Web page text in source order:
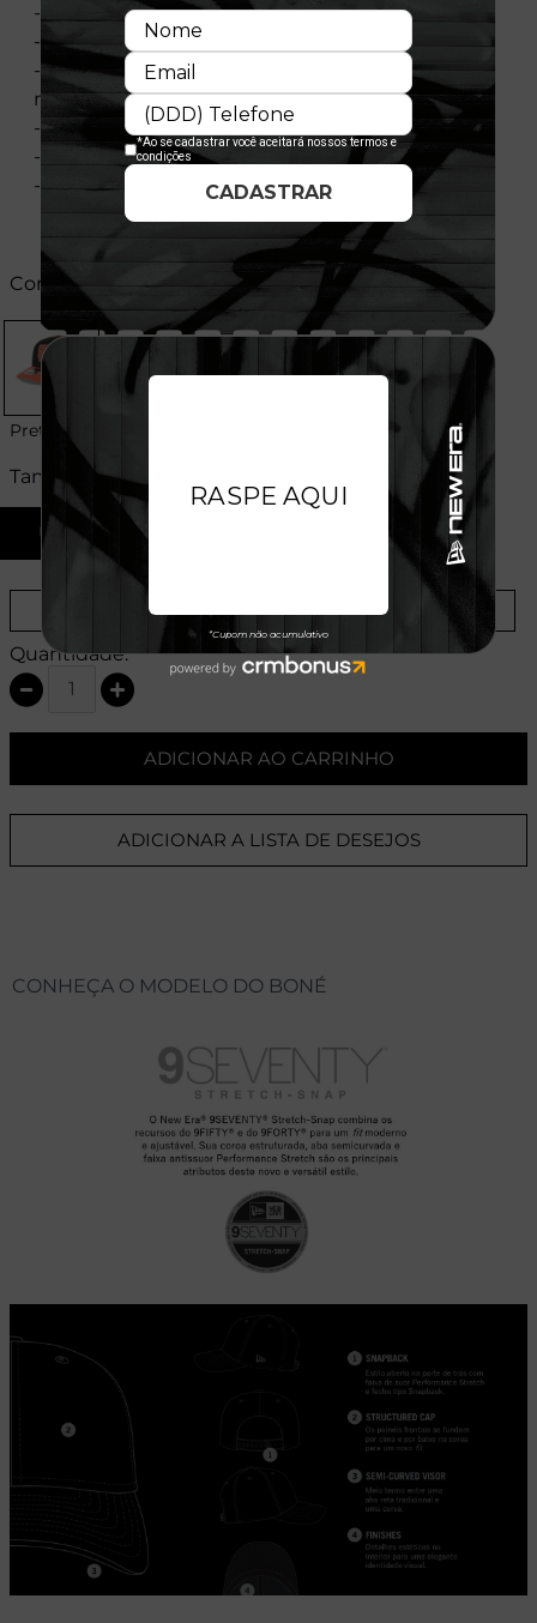
- Modelo Ajustável
- Aba Curva
- Elastano nas laterais para melhor encaixe e
maior conforto
- Copa estruturada
- Fechamento tipo Snapback
- Licença oficial
Cores:
Preto
Tamanhos:
U
Provador Virtual Tabela de Medidas
Quantidade:
ADICIONAR AO CARRINHO
ADICIONAR A LISTA DE DESEJOS
CONHEÇA O MODELO DO BONÉ